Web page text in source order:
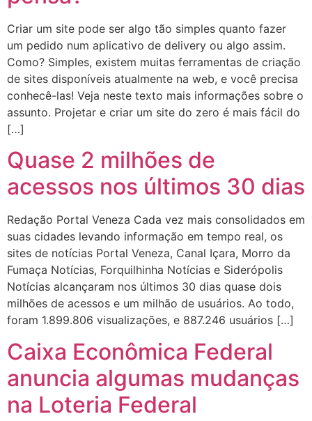
Criar um site pode ser algo tão simples quanto fazer
um pedido num aplicativo de delivery ou algo assim.
Como? Simples, existem muitas ferramentas de criação
de sites disponíveis atualmente na web, e você precisa
conhecê-las! Veja neste texto mais informações sobre o
assunto. Projetar e criar um site do zero é mais fácil do
[…]
Quase 2 milhões de
acessos nos últimos 30 dias
Redação Portal Veneza Cada vez mais consolidados em
suas cidades levando informação em tempo real, os
sites de notícias Portal Veneza, Canal Içara, Morro da
Fumaça Notícias, Forquilhinha Notícias e Siderópolis
Notícias alcançaram nos últimos 30 dias quase dois
milhões de acessos e um milhão de usuários. Ao todo,
foram 1.899.806 visualizações, e 887.246 usuários […]
Caixa Econômica Federal
anuncia algumas mudanças
na Loteria Federal